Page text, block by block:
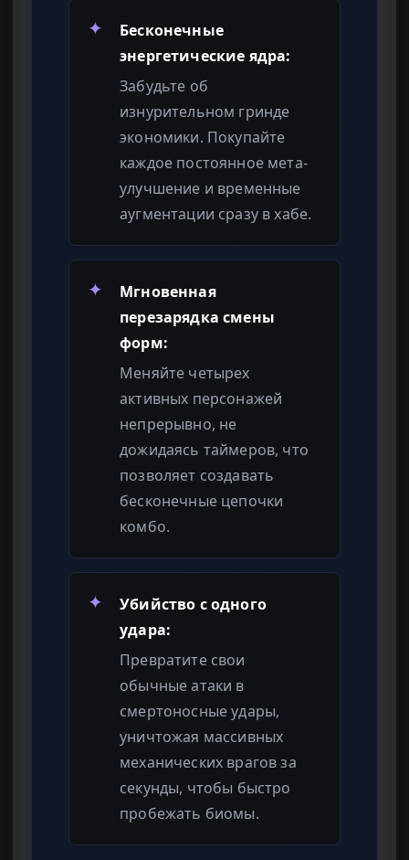
✦
Бесконечные
энергетические ядра:
Забудьте об
изнурительном гринде
экономики. Покупайте
каждое постоянное мета-
улучшение и временные
аугментации сразу в хабе.
✦
Мгновенная
перезарядка смены
форм:
Меняйте четырех
активных персонажей
непрерывно, не
дожидаясь таймеров, что
позволяет создавать
бесконечные цепочки
комбо.
✦
Убийство с одного
удара:
Превратите свои
обычные атаки в
смертоносные удары,
уничтожая массивных
механических врагов за
секунды, чтобы быстро
пробежать биомы.